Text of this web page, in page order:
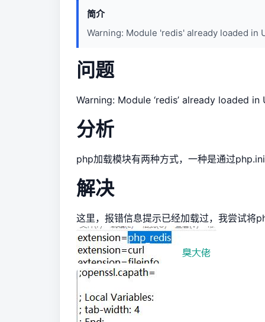
简介
Warning: Module 'redis' already loaded in
问题
Warning: Module ‘redis’ already loaded
分析
php加载模块有两种方式，一种是通过
解决
这里，报错信息提示已经加载过，我尝试将